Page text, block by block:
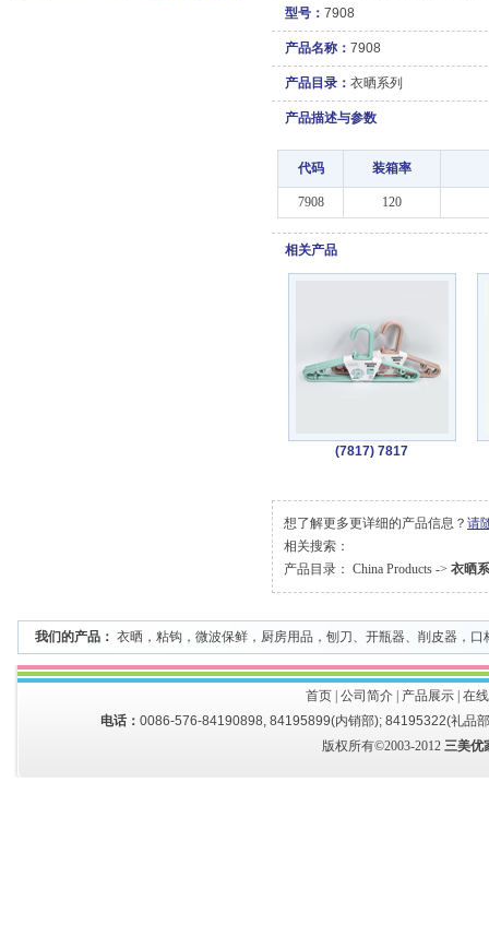
型号： 7908
产品名称： 7908
产品目录： 衣晒系列
产品描述与参数
代码 装箱率
7908 120
相关产品
(7817) 7817
想了解更多更详细的产品信息？ 请
相关搜索：
产品目录： China Products -> 衣晒
我们的产品： 衣晒 ， 粘钩 ， 微波保鲜 ， 厨房用品 ， 刨刀、开瓶器、削皮器 ， 口
首页| 公司简介| 产品展示| 在
电话： 0086-576-84190898, 84195899(内销部); 84195322(礼品
版权所有©2003-2012 三美优